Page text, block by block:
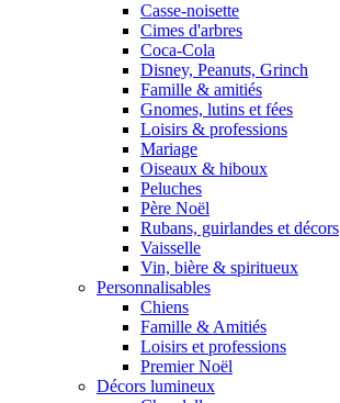
Casse-noisette
Cimes d'arbres
Coca-Cola
Disney, Peanuts, Grinch
Famille & amitiés
Gnomes, lutins et fées
Loisirs & professions
Mariage
Oiseaux & hiboux
Peluches
Père Noël
Rubans, guirlandes et décors
Vaisselle
Vin, bière & spiritueux
Personnalisables
Chiens
Famille & Amitiés
Loisirs et professions
Premier Noël
Décors lumineux